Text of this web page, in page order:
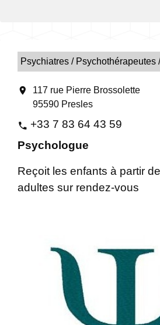
Psychiatres / Psychothérapeutes
location_on
117 rue Pierre Brossolette
95590 Presles
phone +33 7 83 64 43 59
Psychologue
Reçoit les enfants à partir
adultes sur rendez-vous